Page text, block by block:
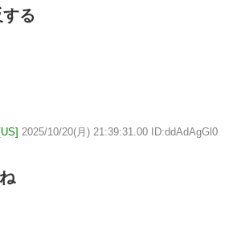
る
2025/10/20(月) 21:39:31.00 ID:ddAdAgGl0